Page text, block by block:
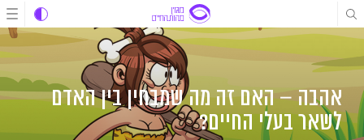
דלג
לתוכן
דלג
לתוכן
דלג
לניווט
אהבה – האם זה מה שמבחין בין האדם
לשאר בעלי החיים?